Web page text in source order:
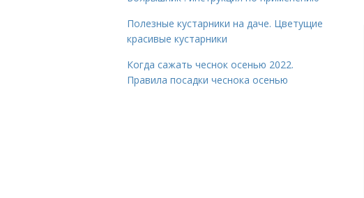
Полезные кустарники на даче. Цветущие
красивые кустарники
Когда сажать чеснок осенью 2022.
Правила посадки чеснока осенью